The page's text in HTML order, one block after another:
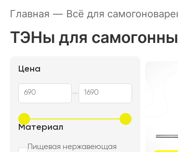
Главная — Всё для
ТЭНы для
Цена
Материал
Пищевая нержавеющая